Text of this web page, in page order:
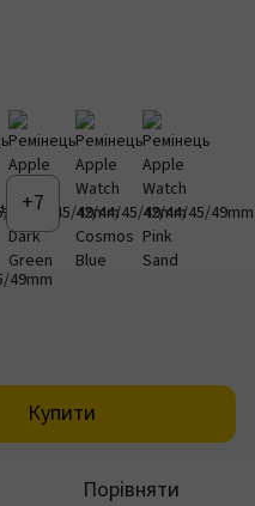
+7
Купити
Порівняти